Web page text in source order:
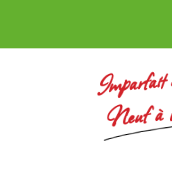
Imparfait
Neuf à